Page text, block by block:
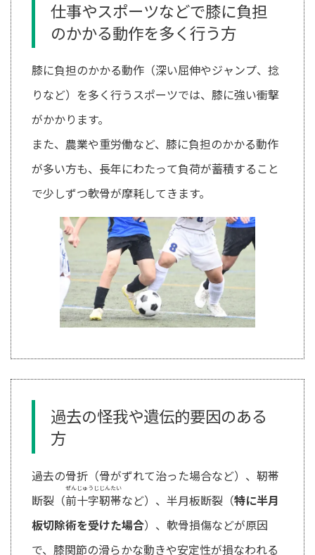
仕事やスポーツなどで膝に負担
のかかる動作を多く行う方
膝に負担のかかる動作（深い屈伸やジャンプ、捻
りなど）を多く行うスポーツでは、膝に強い衝撃
がかかります。
また、農業や重労働など、膝に負担のかかる動作
が多い方も、長年にわたって負荷が蓄積すること
で少しずつ軟骨が摩耗してきます。
過去の怪我や遺伝的要因のある
方
過去の骨折（骨がずれて治った場合など）、靭帯
断裂（前十字靭帯
ぜんじゅうじじんたい
など）、半月板断裂（特に半月
板切除術を受けた場合）、軟骨損傷などが原因
で、膝関節の滑らかな動きや安定性が損なわれる